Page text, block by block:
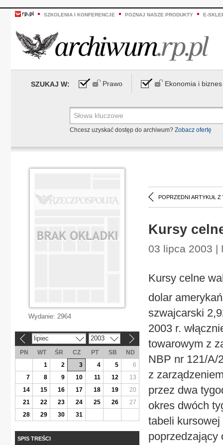
SZKOLENIA I KONFERENCJE POZNAJ NASZE PRODUKTY E-
SZUKAJ W: Prawo Ekonomia i biznes
Chcesz uzyskać dostęp do archiwum? Zobacz ofertę
POPRZEDNI ARTYKUŁ Z
Kursy
03 lipca 2003 |
Kursy celne
dolar
szwajcarski
2003 r.
towarowym z
NBP nr 121/A/
z
przez dwa
okres dwóch
tabeli
poprzedzający
Wydanie: 2964
lipiec 2003
PN WT ŚR CZ PT SB
ND
1
2 3 4 5
6
7
8 9 10 11 12
13
14
15 16 17 18 19
20
21
22 23 24 25 26
27
28
29 30 31
SPIS TREŚCI